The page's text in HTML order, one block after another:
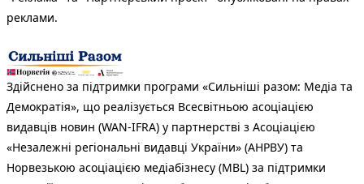
реклами.
Здійснено за підтримки програми «Сильніші разом: Медіа та
Демократія», що реалізується Всесвітньою асоціацією
видавців новин (WAN-IFRA) у партнерстві з Асоціацією
«Незалежні регіональні видавці України» (АНРВУ) та
Норвезькою асоціацією медіабізнесу (MBL) за підтримки